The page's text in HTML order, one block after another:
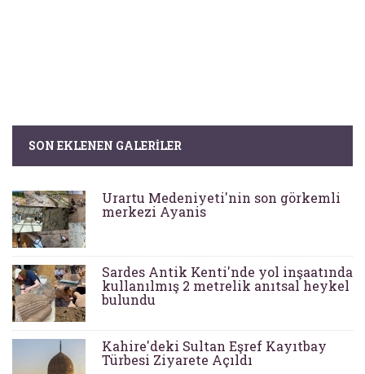
SON EKLENEN GALERILER
Urartu Medeniyeti'nin son görkemli
merkezi Ayanis
Sardes Antik Kenti'nde yol inşaatında
kullanılmış 2 metrelik anıtsal heykel
bulundu
Kahire'deki Sultan Eşref Kayıtbay
Türbesi Ziyarete Açıldı